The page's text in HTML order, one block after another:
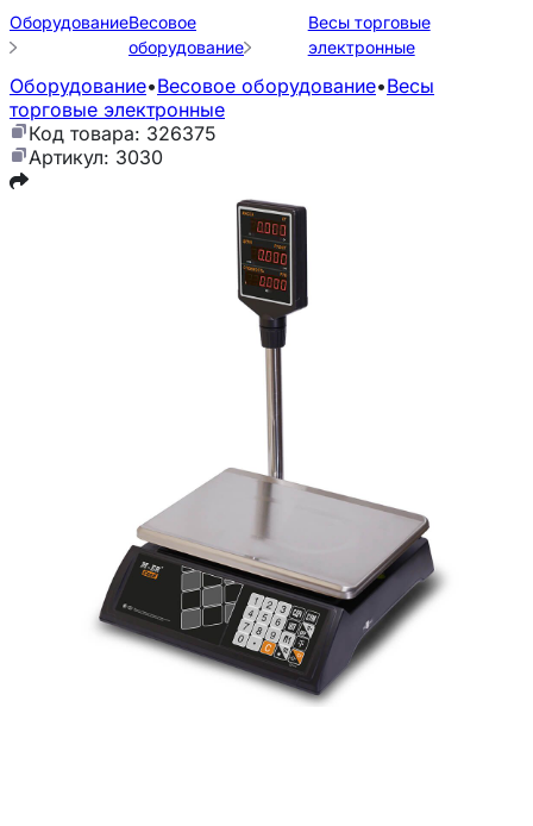
ОборудованиеВесовое
оборудование
Весы торговые
электронные
Оборудование•Весовое оборудование•Весы
торговые электронные
Код товара: 326375
Артикул: 3030